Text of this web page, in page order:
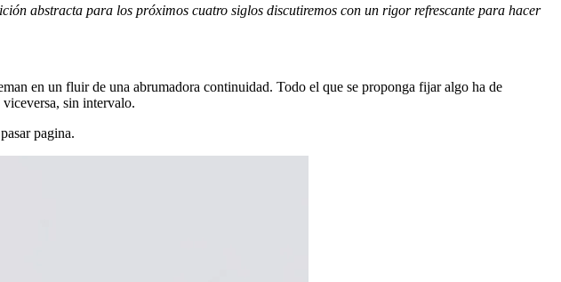
abstracta para los próximos cuatro siglos discutiremos con un rigor refrescante para hacer
en un fluir de una abrumadora continuidad. Todo el que se proponga fijar algo ha de
sin intervalo.
pagina.